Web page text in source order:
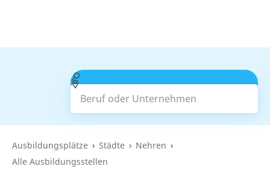
Beruf oder Unternehmen
Suchen
Ausbildungsplätze Städte
Nehren
Alle Ausbildungsstellen